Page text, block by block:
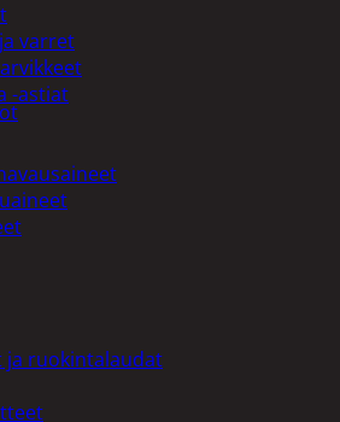
varret
-astiat
ruokintalaudat